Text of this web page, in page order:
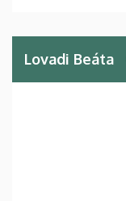
Lovadi Beáta